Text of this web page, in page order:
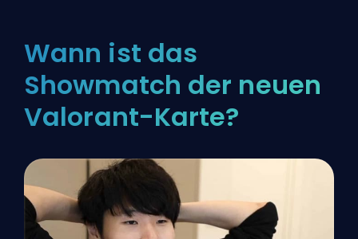
Wann ist das
Showmatch der neuen
Valorant-Karte?